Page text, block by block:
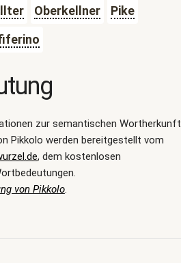
Oberkellner
Pike
zur semantischen Wortherkunft
Pikkolo werden bereitgestellt vom
, dem kostenlosen
von Pikkolo.